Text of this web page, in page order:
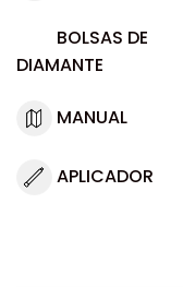
BOLSAS DE
DIAMANTE
MANUAL
APLICADOR